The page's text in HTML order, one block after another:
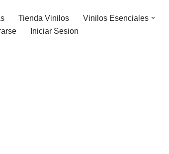
Tienda Vinilos Vinilos Esenciales
Iniciar Sesion